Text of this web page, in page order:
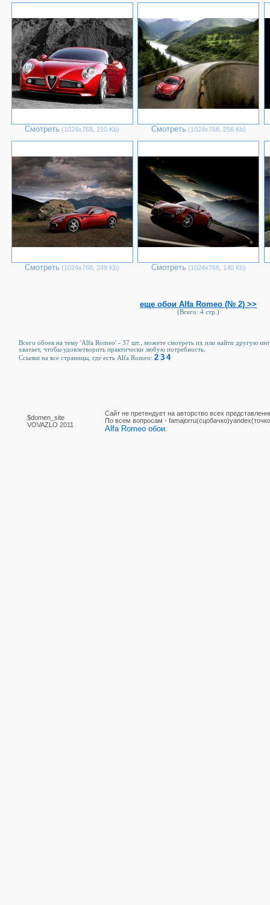
Смотреть (1024х768, 210 Kb) Смотреть (1024х768, 256 Kb)
Смотреть (1024х768, 249 Kb) Смотреть (1024х768, 140 Kb)
еще обои Alfa Romeo (№ 2) >>
(Всего: 4 стр.)
Всего обоев на тему 'Alfa Romeo' - 37 шт., можете смотреть их или найти другую
хватает, чтобы удовлетворить практически любую потребность.
Ссылки на все страницы, где есть Alfa Romeo: 2 3 4
$domen_site
VOVAZLO 2011
Сайт не претендует на авторство всех
По вcем вопросам -
Alfa Romeo обои